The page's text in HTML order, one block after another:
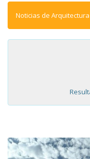
Noticias de